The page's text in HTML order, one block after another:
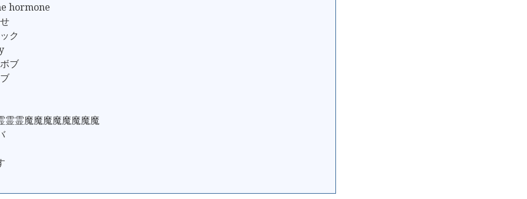
hormone
ク
ブ
霊霊魔魔魔魔魔魔魔魔